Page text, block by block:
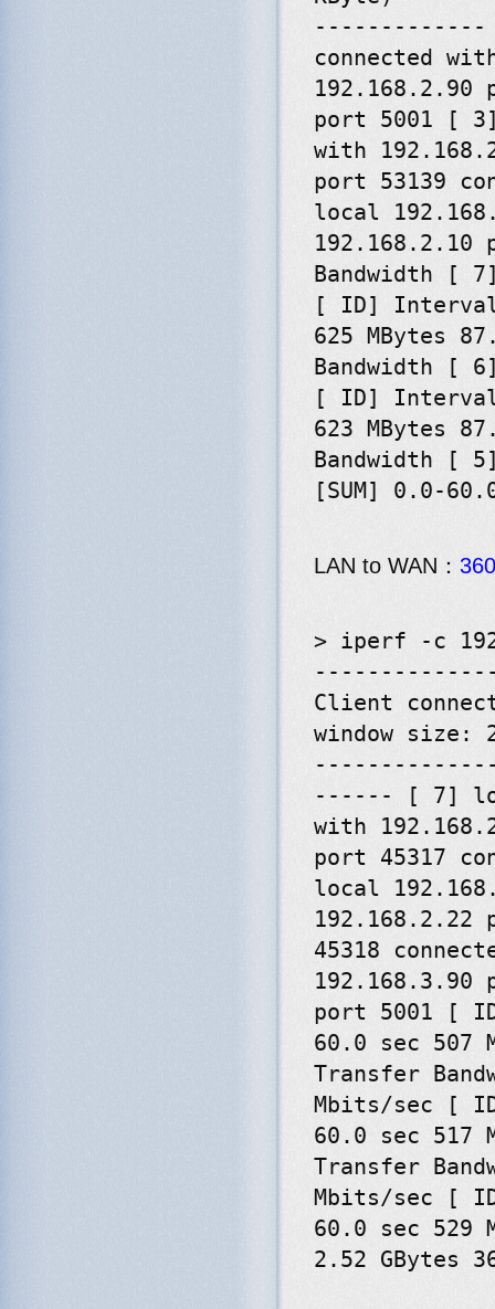
------------- [
connected
192.168.2.90
port 5001 [
with
port 53139
local
Bandwidth [
[ ID] Interval
625 MBytes
Bandwidth [
[ ID] Interval
623 MBytes
Bandwidth [
[SUM] 0.0-
LAN to WAN：
> iperf -c
Client
window size:
------ [ 7]
with
port 45317
local
45318
192.168.3.90
port 5001 [
60.0 sec 507
Transfer
Mbits/sec [
60.0 sec 517
Transfer
Mbits/sec [
60.0 sec 529
2.52 GBytes